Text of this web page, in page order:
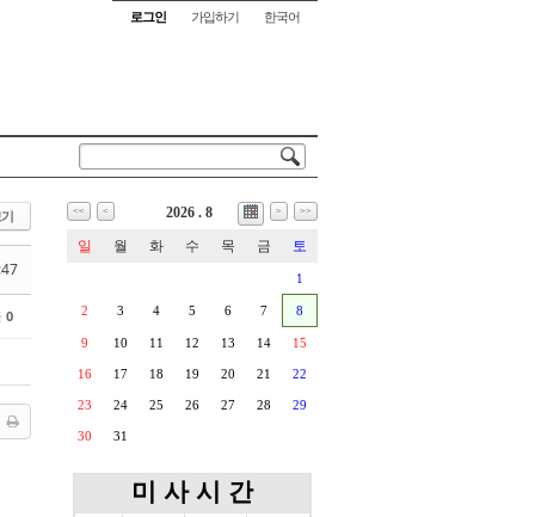
로그인 가입하기 한국어
0
<< < > >>
2026 . 8
일
월 화 수 목 금 토
1
2 3 4 5 6 7 8
9 10 11 12 13 14 15
16 17 18 19 20 21 22
23 24 25 26 27 28 29
30 31
미 사 시 간